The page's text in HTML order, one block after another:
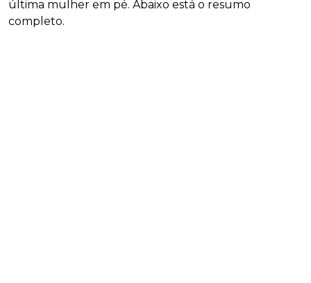
última mulher em pé. Abaixo está o resumo
completo.